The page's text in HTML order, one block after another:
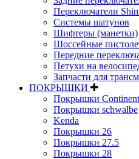
Переключатели
Системы шатунов
Шифтеры (манетки)
Шоссейные
Передние
Петухи на
Запчасти для
ПОКРЫШКИ
Покрышки
Покрышки schwalbe
Kenda
Покрышки 26
Покрышки 27.5
Покрышки 28